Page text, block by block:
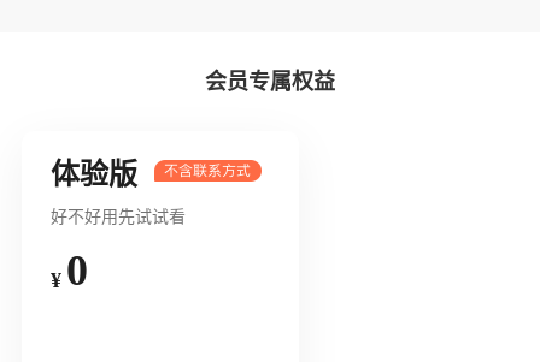
会员专属权益
体验版
好不好用先试试看
¥ 0